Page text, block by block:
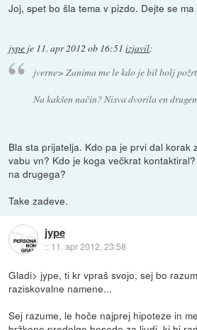
Joj, spet bo šla tema v pizdo. Dejte se ma
jype je 11. apr 2012 ob 16:51 izjavil:
jverne> Zanima me le kdo je bil bolj
Na kakšen način? Nisva dvorila en
Bla sta prijatelja. Kdo pa je prvi dal korak
vabu vn? Kdo je koga večkrat
na drugega?
Take zadeve.
jype
:: 11. apr 2012, 23:58
Gladi> jype, ti kr vpraš svojo, sej bo
raziskovalne namene...
Sej razume, le hoče najprej hipoteze in